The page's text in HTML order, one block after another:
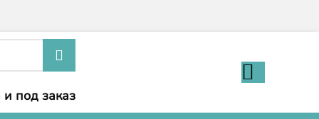
под заказ